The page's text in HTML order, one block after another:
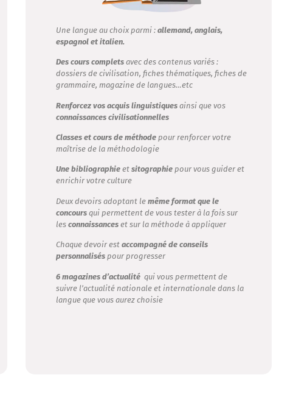
Une langue au choix parmi : allemand, anglais,
espagnol et italien.
Des cours completsavec des contenus variés :
dossiers de civilisation, fiches thématiques, fiches de
grammaire, magazine de langues…etc
Renforcez vos acquis linguistiquesainsi que vos
connaissances civilisationnelles
Classes et cours de méthodepour renforcer votre
maîtrise de la méthodologie
Une bibliographie etsitographiepour vous guider et
enrichir votre culture
Deux devoirs adoptant lemême format que le
concours qui permettent de vous tester à la fois sur
lesconnaissances et sur la méthode à appliquer
Chaque devoir estaccompagné de conseils
personnalisés pour progresser
6 magazines d’actualité qui vous permettent de
suivre l’actualité nationale et internationale dans la
langue que vous aurez choisie